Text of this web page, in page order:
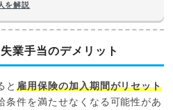
を解説
業手当のデメリット
と 雇用保険の加入期間がリセット
条件を満たせなくなる可能性があ